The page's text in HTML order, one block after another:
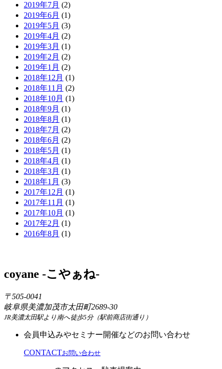
2019年7月 (2)
2019年6月 (1)
2019年5月 (3)
2019年4月 (2)
2019年3月 (1)
2019年2月 (2)
2019年1月 (2)
2018年12月 (1)
2018年11月 (2)
2018年10月 (1)
2018年9月 (1)
2018年8月 (1)
2018年7月 (2)
2018年6月 (2)
2018年5月 (1)
2018年4月 (1)
2018年3月 (1)
2018年1月 (3)
2017年12月 (1)
2017年11月 (1)
2017年10月 (1)
2017年2月 (1)
2016年8月 (1)
coyane -こやぁね-
〒505-0041
岐阜県美濃加茂市太田町2689-30
JR美濃太田駅より南へ徒歩5分（駅前商店街通り）
会員申込みやセミナー開催などのお問い合わせ
CONTACTお問い合わせ